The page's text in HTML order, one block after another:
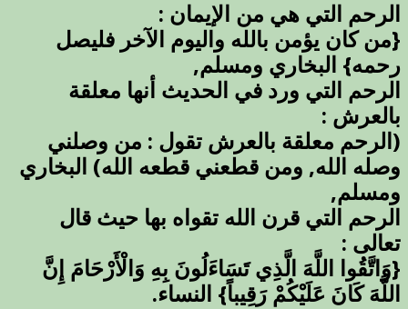
الرحم التي هي من الإيمان :
{من كان يؤمن بالله واليوم الآخر فليصل
رحمه} البخاري ومسلم,
الرحم التي ورد في الحديث أنها معلقة
بالعرش :
(الرحم معلقة بالعرش تقول : من وصلني
وصله الله, ومن قطعني قطعه الله) البخاري
ومسلم,
الرحم التي قرن الله تقواه بها حيث قال
تعالى :
{وَاتَّقُوا اللَّهَ الَّذِي تَسَاءَلُونَ بِهِ وَالْأَرْحَامَ إِنَّ
اللَّهَ كَانَ عَلَيْكُمْ رَقِيباً} النساء.